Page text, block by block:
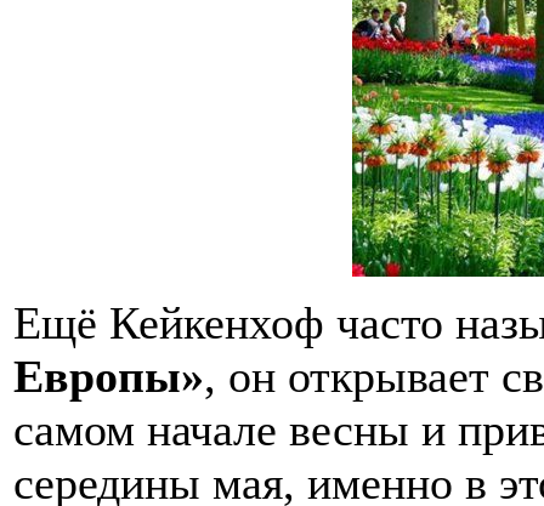
Ещё Кейкенхоф часто
Европы», он открывает
самом начале весны и
середины мая, именно в